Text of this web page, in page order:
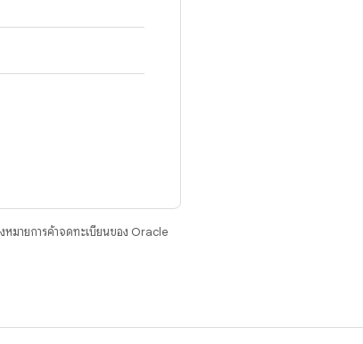
หมายการค้าจดทะเบียนของ Oracle